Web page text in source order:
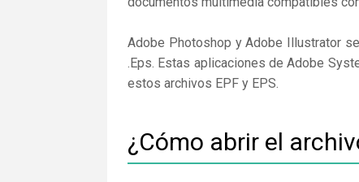
Adobe Photoshop y Adobe Illustrator
.Eps. Estas aplicaciones de Adobe
estos archivos EPF y EPS.
¿Cómo abrir el